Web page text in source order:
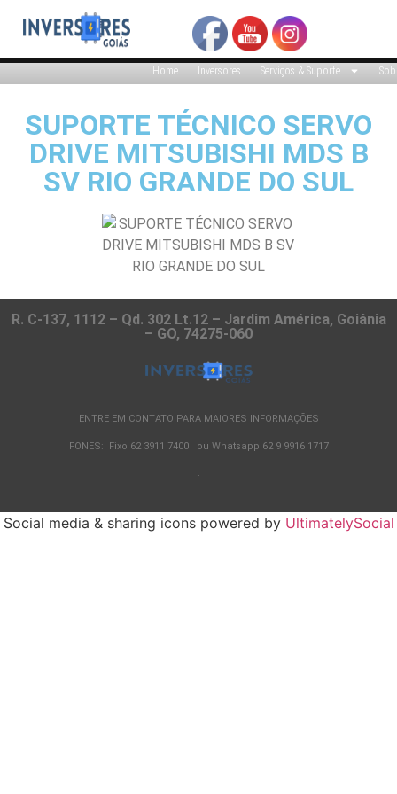
Home Inversores Serviços & Suporte
SUPORTE TÉCNICO SERVO
DRIVE MITSUBISHI MDS B
SV RIO GRANDE DO SUL
R. C-137, 1112 – Qd. 302 Lt.12 – Jardim América, Goiânia
– GO, 74275-060
ENTRE EM CONTATO PARA MAIORES INFORMAÇÕES
FONES: Fixo 62 3911 7400 ou Whatsapp 62 9 9916 1717
.
Social media & sharing icons powered by UltimatelySocial